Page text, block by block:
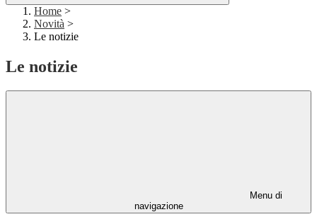
Home >
Novità >
Le notizie
Le notizie
Menu di
navigazione